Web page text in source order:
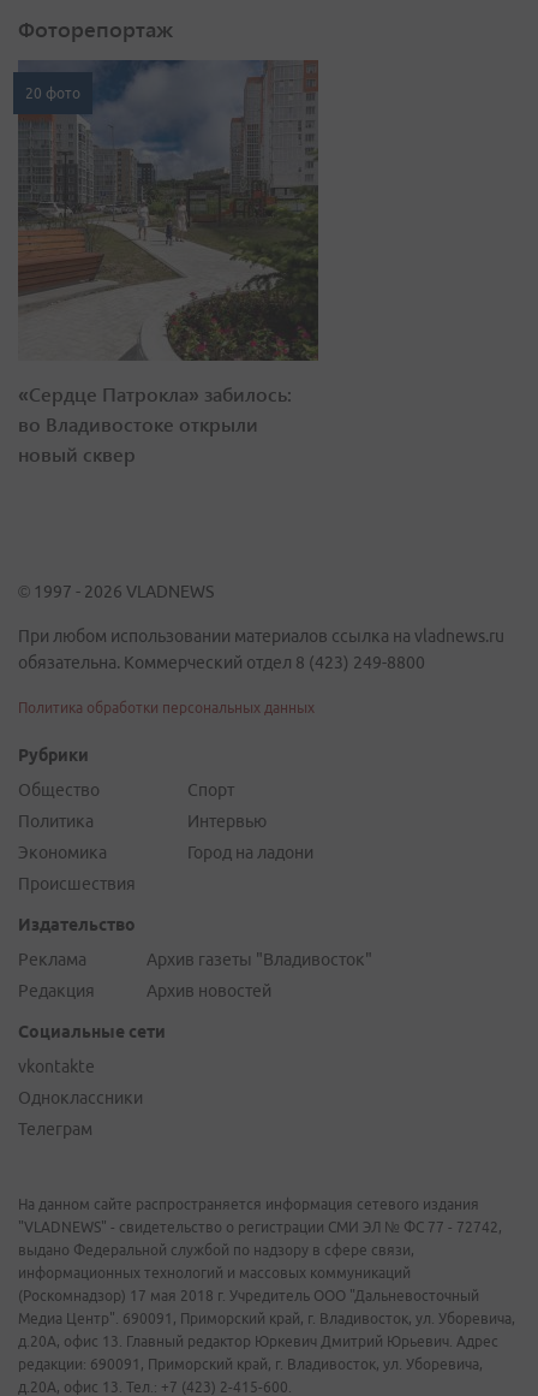
Фоторепортаж
20 фото
«Сердце Патрокла» забилось:
во Владивостоке открыли
новый сквер
© 1997 - 2026 VLADNEWS
При любом использовании материалов ссылка на vladnews.ru
обязательна. Коммерческий отдел 8 (423) 249-8800
Политика обработки персональных данных
Рубрики
Общество
Политика
Экономика
Происшествия
Спорт
Интервью
Город на ладони
Издательство
Реклама
Редакция
Архив газеты "Владивосток"
Архив новостей
Социальные сети
vkontakte
Одноклассники
Телеграм
На данном сайте распространяется информация сетевого издания
"VLADNEWS" - свидетельство о регистрации СМИ ЭЛ № ФС 77 - 72742,
выдано Федеральной службой по надзору в сфере связи,
информационных технологий и массовых коммуникаций
(Роскомнадзор) 17 мая 2018 г. Учредитель ООО "Дальневосточный
Медиа Центр". 690091, Приморский край, г. Владивосток, ул. Уборевича,
д.20А, офис 13. Главный редактор Юркевич Дмитрий Юрьевич. Адрес
редакции: 690091, Приморский край, г. Владивосток, ул. Уборевича,
д.20А, офис 13. Тел.: +7 (423) 2-415-600.